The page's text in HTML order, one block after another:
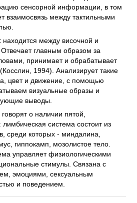
сенсорной информации, в том
взаимосвязь между тактильными
находится между височной и
главным образом за
принимает и обрабатывает
1994). Анализирует такие
цвет и движение, с помощью
визуальные образы и
выводы.
о наличии пятой,
система состоит из
среди которых - миндалина,
гиппокамп, мозолистое тело.
управляет физиологическими
стимулы. Связана с
эмоциями, сексуальным
и поведением.